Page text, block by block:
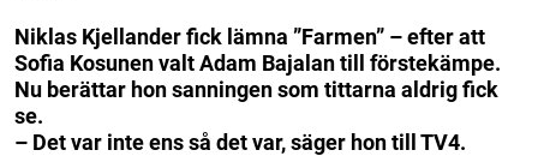
Niklas Kjellander fick lämna ”Farmen” – efter att
Sofia Kosunen valt Adam Bajalan till förstekämpe.
Nu berättar hon sanningen som tittarna aldrig fick
se.
– Det var inte ens så det var, säger hon till TV4.